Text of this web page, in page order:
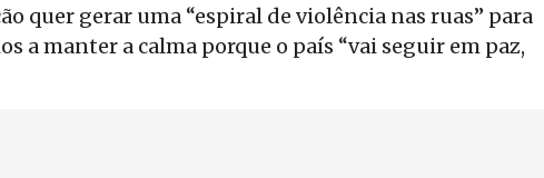
quer gerar uma “espiral de violência nas ruas” para
a manter a calma porque o país “vai seguir em paz,